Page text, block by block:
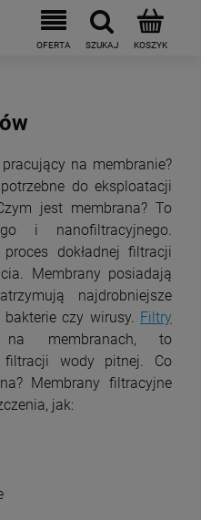
na membranie?
do eksploatacji
jest membrana? To
i nanofiltracyjnego.
dokładnej filtracji
Membrany posiadają
najdrobniejsze
czy wirusy. Filtry
membranach, to
filtracji wody pitnej. Co
Membrany filtracyjne
jak: